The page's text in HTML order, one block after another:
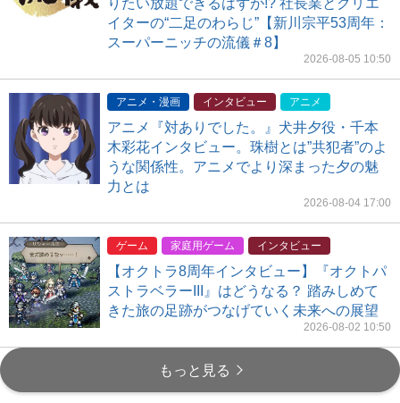
りたい放題できるはずが!? 社長業とクリエ
イターの“二足のわらじ”【新川宗平53周年：
スーパーニッチの流儀＃8】
2026-08-05 10:50
アニメ・漫画 インタビュー アニメ
アニメ『対ありでした。』犬井夕役・千本
木彩花インタビュー。珠樹とは”共犯者”のよ
うな関係性。アニメでより深まった夕の魅
力とは
2026-08-04 17:00
ゲーム 家庭用ゲーム インタビュー
【オクトラ8周年インタビュー】『オクトパ
ストラベラーIII』はどうなる？ 踏みしめて
きた旅の足跡がつなげていく未来への展望
2026-08-02 10:50
もっと見る